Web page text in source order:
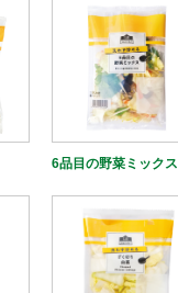
6品目の野菜ミックス